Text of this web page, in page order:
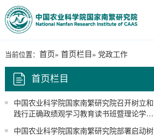
当前位置： 首页» 首页栏目» 党政工作
首页栏目
中国农业科学院国家南繁研究院召开树立和
践行正确政绩观学习教育读书班暨理论学习
中国农业科学院国家南繁研究院部署启动树